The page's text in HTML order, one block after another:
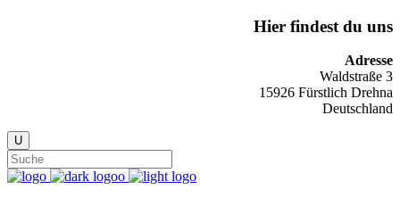
Hier findest du uns
Adresse
Waldstraße 3
15926 Fürstlich Drehna
Deutschland